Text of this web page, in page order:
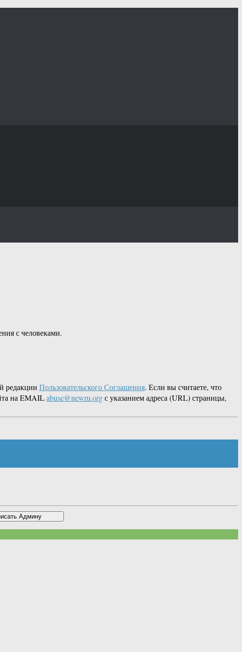
с человеками.
редакции Пользовательского Соглашения. Если вы считаете, что
на EMAILabuse@newru.orgс указанием адреса (URL) страницы,